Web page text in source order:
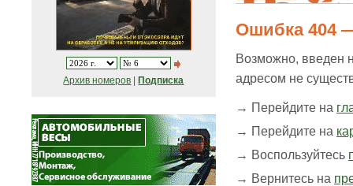
Архив номеров Подписка
Ошибка 404
Возможно, введен
адресом не
→ Перейдите на
→ Перейдите на
→ Воспользуйтесь
→ Вернитесь на